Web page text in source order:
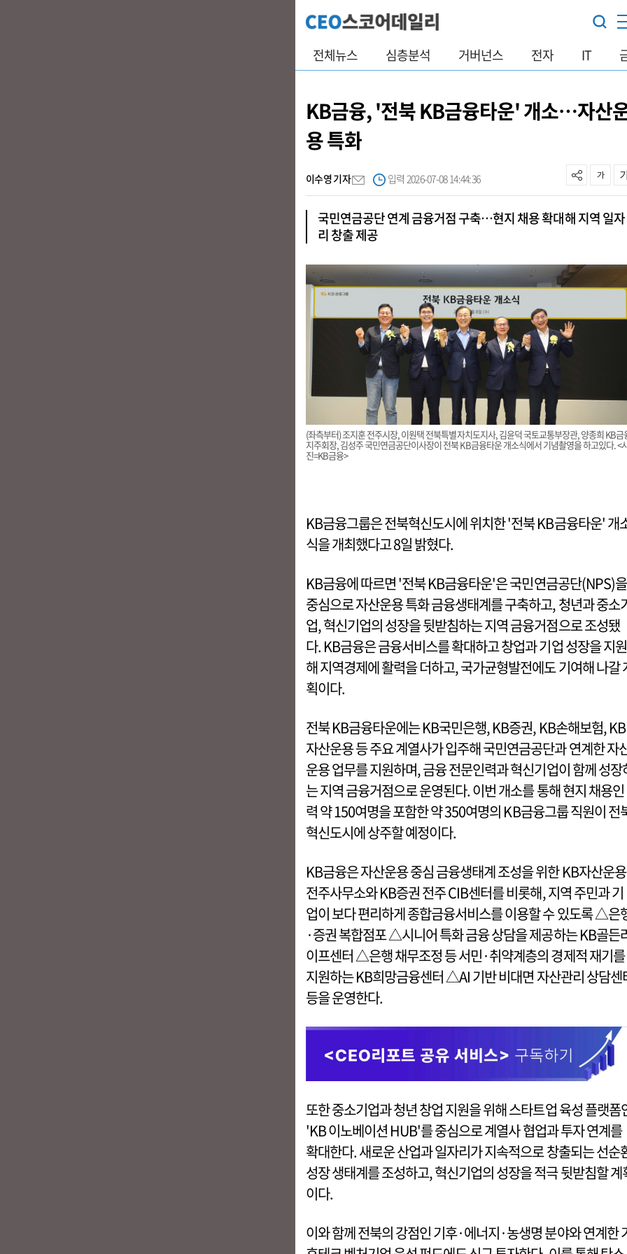
전체뉴스 심층분석 거버넌스 전자 IT
KB금융, '전북 KB금융타운' 개소…자산
용 특화
이수영 기자 입력 2026-07-08 14:44:36
국민연금공단 연계 금융거점 구축…현지 채용 확대해 지역 일자
리 창출 제공
(좌측부터) 조지훈 전주시장, 이원택 전북특별자치도지사, 김윤덕 국토교통부장관, 양종희 KB금
지주회장, 김성주 국민연금공단이사장이 전북 KB금융타운 개소식에서 기념촬영을 하고있다. <
진=KB금융>
KB금융그룹은 전북혁신도시에 위치한 '전북 KB금융타운' 개
식을 개최했다고 8일 밝혔다.
KB금융에 따르면 '전북 KB금융타운'은 국민연금공단(NPS)을
중심으로 자산운용 특화 금융생태계를 구축하고, 청년과 중소
업, 혁신기업의 성장을 뒷받침하는 지역 금융거점으로 조성됐
다. KB금융은 금융서비스를 확대하고 창업과 기업 성장을 지원
해 지역경제에 활력을 더하고, 국가균형발전에도 기여해 나갈
획이다.
전북 KB금융타운에는 KB국민은행, KB증권, KB손해보험, KB
자산운용 등 주요 계열사가 입주해 국민연금공단과 연계한 자
운용 업무를 지원하며, 금융 전문인력과 혁신기업이 함께 성장
는 지역 금융거점으로 운영된다. 이번 개소를 통해 현지 채용인
력 약 150여명을 포함한 약 350여명의 KB금융그룹 직원이 전
혁신도시에 상주할 예정이다.
KB금융은 자산운용 중심 금융생태계 조성을 위한 KB자산운용
전주사무소와 KB증권 전주 CIB센터를 비롯해, 지역 주민과 기
업이 보다 편리하게 종합금융서비스를 이용할 수 있도록 △은
·증권 복합점포 △시니어 특화 금융 상담을 제공하는 KB골든
이프센터 △은행 채무조정 등 서민·취약계층의 경제적 재기를
지원하는 KB희망금융센터 △AI 기반 비대면 자산관리 상담센
등을 운영한다.
또한 중소기업과 청년 창업 지원을 위해 스타트업 육성 플랫폼
'KB 이노베이션 HUB'를 중심으로 계열사 협업과 투자 연계를
확대한다. 새로운 산업과 일자리가 지속적으로 창출되는 선순
성장 생태계를 조성하고, 혁신기업의 성장을 적극 뒷받침할 계
이다.
이와 함께 전북의 강점인 기후·에너지·농생명 분야와 연계한